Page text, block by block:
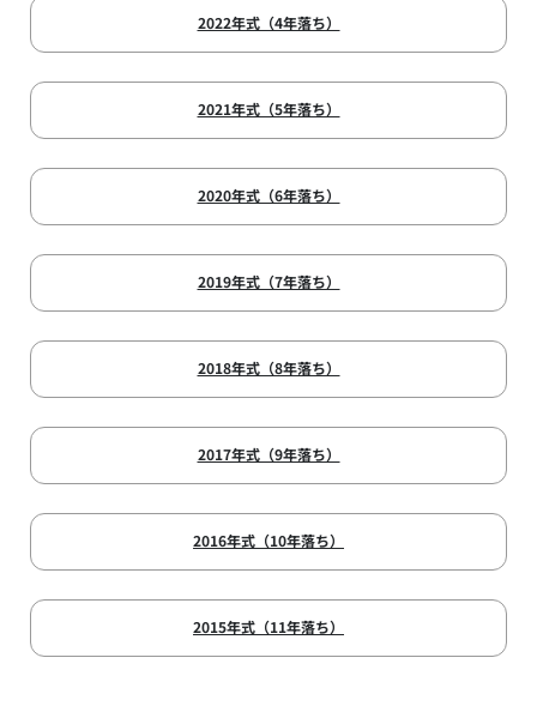
2022年式（4年落ち）
2021年式（5年落ち）
2020年式（6年落ち）
2019年式（7年落ち）
2018年式（8年落ち）
2017年式（9年落ち）
2016年式（10年落ち）
2015年式（11年落ち）